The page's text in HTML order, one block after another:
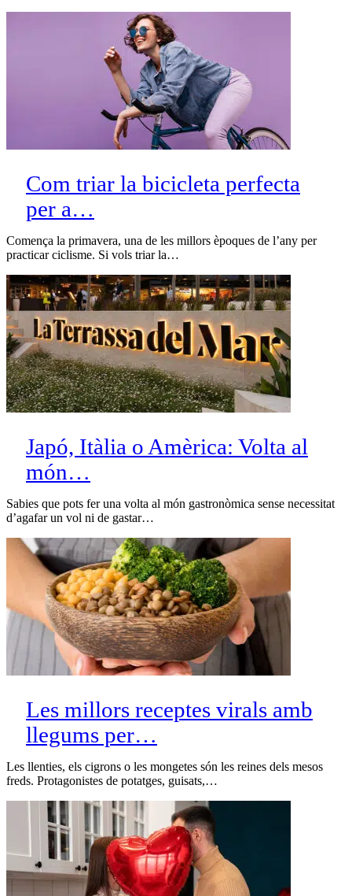
Com triar la bicicleta perfecta
per a…
Comença la primavera, una de les millors èpoques de l’any per
practicar ciclisme. Si vols triar la…
Japó, Itàlia o Amèrica: Volta al
món…
Sabies que pots fer una volta al món gastronòmica sense necessitat
d’agafar un vol ni de gastar…
Les millors receptes virals amb
llegums per…
Les llenties, els cigrons o les mongetes són les reines dels mesos
freds. Protagonistes de potatges, guisats,…